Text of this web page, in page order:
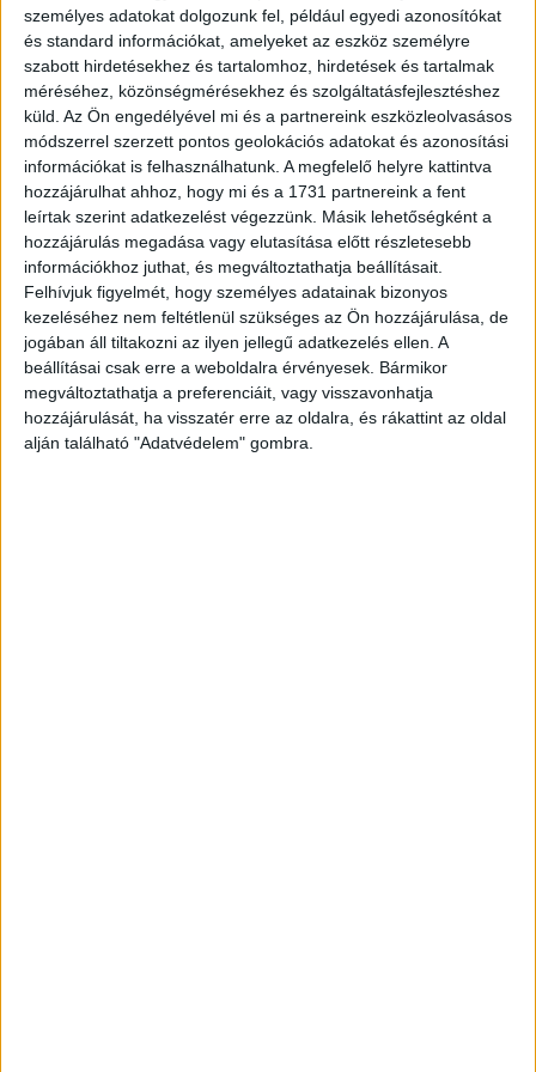
személyes adatokat dolgozunk fel, például egyedi azonosítókat
és standard információkat, amelyeket az eszköz személyre
szabott hirdetésekhez és tartalomhoz, hirdetések és tartalmak
méréséhez, közönségmérésekhez és szolgáltatásfejlesztéshez
küld. Az Ön engedélyével mi és a partnereink eszközleolvasásos
módszerrel szerzett pontos geolokációs adatokat és azonosítási
információkat is felhasználhatunk. A megfelelő helyre kattintva
hozzájárulhat ahhoz, hogy mi és a 1731 partnereink a fent
leírtak szerint adatkezelést végezzünk. Másik lehetőségként a
hozzájárulás megadása vagy elutasítása előtt részletesebb
információkhoz juthat, és megváltoztathatja beállításait.
Felhívjuk figyelmét, hogy személyes adatainak bizonyos
kezeléséhez nem feltétlenül szükséges az Ön hozzájárulása, de
jogában áll tiltakozni az ilyen jellegű adatkezelés ellen. A
beállításai csak erre a weboldalra érvényesek. Bármikor
megváltoztathatja a preferenciáit, vagy visszavonhatja
hozzájárulását, ha visszatér erre az oldalra, és rákattint az oldal
alján található "Adatvédelem" gombra.
főszerkesztőnk, a gyártásvezetőnk és a food team
vezetőnk is megmutatja a kedvenc receptjeit. Most aztán
kiderül, hogy nálunk tényleg mindenki tud főzni” – mondta
el Fördős Zé, aki ezúttal könnyen csomagolható, elviteles
kajákat mutat be a saját rovatában, így adva gyors és
megúszós ötleteket azoknak, akiknek csak este van
idejük összedobni egy másnapi irodai ebédet.
OLVASTA MÁR?